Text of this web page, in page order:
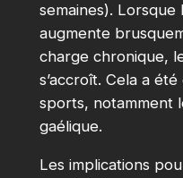
semaines). Lorsque
augmente
charge chronique,
s’accroît. Cela a
sports, notamment
gaélique.
Les implications